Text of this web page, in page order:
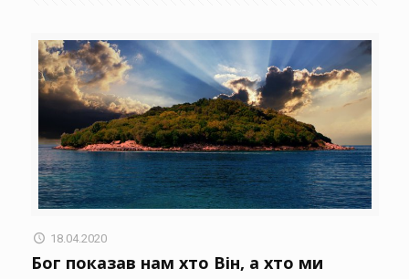
18.04.2020
Бог показав нам хто Він, а хто ми